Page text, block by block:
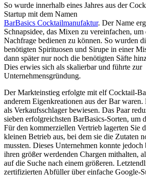
So wurde innerhalb eines Jahres aus der
Startup mit dem Namen
BarBasics Cocktailmanufaktur. Der Name
Schnapsidee, das Mixen zu vereinfachen, um
Nachfrage bedienen zu können. So wurden
benötigten Spirituosen und Sirupe in einer
dann später nur noch die benötigten Säfte
Dies erwies sich als skalierbar und führte zur
Unternehmensgründung.
Der Markteinstieg erfolgte mit elf Cocktail-
anderem Eigenkreationen aus der Bar waren.
als Verkaufsschlager bewiesen. Das Paar
sieben erfolgreichsten BarBasics-Sorten, um
Für den kommerziellen Vertrieb lagerten Sie
kleinen Betrieb aus, bei dem sie die Zutaten
mussten. Dieses Unternehmen konnte
ihren größer werdenden Chargen mithalten,
auf die Suche nach einem größeren.
zertifizierten Abfüller über einfache Google-